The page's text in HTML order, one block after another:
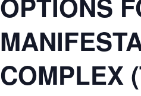
OPTIONS
COMPLEX